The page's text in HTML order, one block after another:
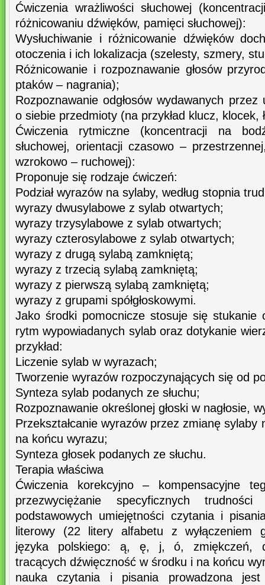
Ćwiczenia wrażliwości słuchowej
różnicowaniu dźwięków, pamięci słuchowej):
Wysłuchiwanie i różnicowanie dźwięków
otoczenia i ich lokalizacja (szelesty, szmery,
Różnicowanie i rozpoznawanie głosów
ptaków – nagrania);
Rozpoznawanie odgłosów wydawanych
o siebie przedmioty (na przykład klucz, klocek,
Ćwiczenia rytmiczne (koncentracji na
słuchowej, orientacji czasowo –
wzrokowo – ruchowej):
Proponuje się rodzaje ćwiczeń:
Podział wyrazów na sylaby, według stopnia
wyrazy dwusylabowe z sylab otwartych;
wyrazy trzysylabowe z sylab otwartych;
wyrazy czterosylabowe z sylab otwartych;
wyrazy z drugą sylabą zamkniętą;
wyrazy z trzecią sylabą zamkniętą;
wyrazy z pierwszą sylabą zamkniętą;
wyrazy z grupami spółgłoskowymi.
Jako środki pomocnicze stosuje się stukanie
rytm wypowiadanych sylab oraz dotykanie
przykład:
Liczenie sylab w wyrazach;
Tworzenie wyrazów rozpoczynających się od
Synteza sylab podanych ze słuchu;
Rozpoznawanie określonej głoski w nagłosie,
Przekształcanie wyrazów przez zmianę
na końcu wyrazu;
Synteza głosek podanych ze słuchu.
Terapia właściwa
Ćwiczenia korekcyjno – kompensacyjne
przezwyciężanie specyficznych
podstawowych umiejętności czytania i
literowy (22 litery alfabetu z wyłączeniem
języka polskiego: ą, ę, j, ó, zmiękczeń,
tracących dźwięczność w środku i na końcu
nauka czytania i pisania prowadzona